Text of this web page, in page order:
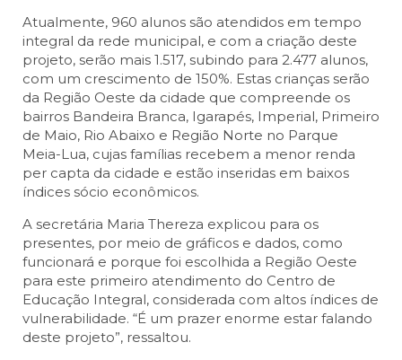
Atualmente, 960 alunos são atendidos em tempo
integral da rede municipal, e com a criação deste
projeto, serão mais 1.517, subindo para 2.477 alunos,
com um crescimento de 150%. Estas crianças serão
da Região Oeste da cidade que compreende os
bairros Bandeira Branca, Igarapés, Imperial, Primeiro
de Maio, Rio Abaixo e Região Norte no Parque
Meia-Lua, cujas famílias recebem a menor renda
per capta da cidade e estão inseridas em baixos
índices sócio econômicos.
A secretária Maria Thereza explicou para os
presentes, por meio de gráficos e dados, como
funcionará e porque foi escolhida a Região Oeste
para este primeiro atendimento do Centro de
Educação Integral, considerada com altos índices de
vulnerabilidade. “É um prazer enorme estar falando
deste projeto”, ressaltou.